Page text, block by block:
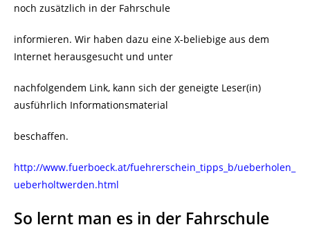
noch zusätzlich in der Fahrschule
informieren. Wir haben dazu eine X-beliebige aus dem
Internet herausgesucht und unter
nachfolgendem Link, kann sich der geneigte Leser(in)
ausführlich Informationsmaterial
beschaffen.
http://www.fuerboeck.at/fuehrerschein_tipps_b/ueberholen_
ueberholtwerden.html
So lernt man es in der Fahrschule